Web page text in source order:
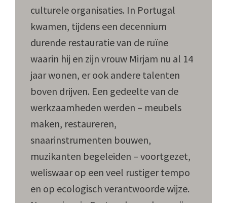
culturele organisaties. In Portugal
kwamen, tijdens een decennium
durende restauratie van de ruïne
waarin hij en zijn vrouw Mirjam nu al 14
jaar wonen, er ook andere talenten
boven drijven. Een gedeelte van de
werkzaamheden werden – meubels
maken, restaureren,
snaarinstrumenten bouwen,
muzikanten begeleiden – voortgezet,
weliswaar op een veel rustiger tempo
en op ecologisch verantwoorde wijze.